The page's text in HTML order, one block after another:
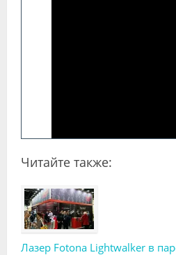
Читайте также:
Лазер Fotona Lightwalker в